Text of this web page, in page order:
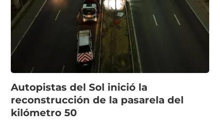
Autopistas del Sol inició la
reconstrucción de la pasarela del
kilómetro 50